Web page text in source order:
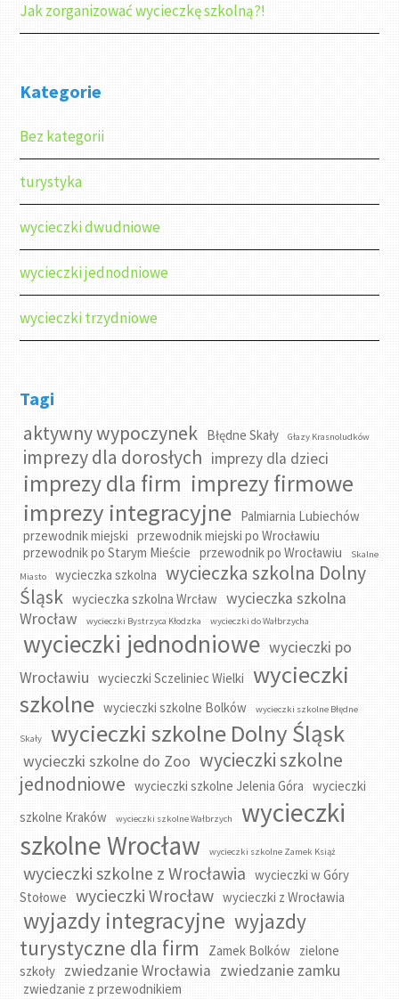
Jak zorganizować wycieczkę szkolną?!
Kategorie
Bez kategorii
turystyka
wycieczki dwudniowe
wycieczki jednodniowe
wycieczki trzydniowe
Tagi
aktywny wypoczynek Błędne Skały Głazy Krasnoludków
imprezy dla dorosłych imprezy dla dzieci
imprezy dla firm imprezy firmowe
imprezy integracyjne Palmiarnia Lubiechów
przewodnik miejski przewodnik miejski po Wrocławiu
przewodnik po Starym Mieście przewodnik po Wrocławiu
Skalne
Miasto
wycieczka szkolna wycieczka szkolna Dolny
Śląsk wycieczka szkolna Wrcław wycieczka szkolna
Wrocław
wycieczki Bystrzyca Kłodzka wycieczki do Wałbrzycha
wycieczki jednodniowe wycieczki po
Wrocławiu wycieczki Sczeliniec Wielki wycieczki
szkolne wycieczki szkolne Bolków wycieczki szkolne Błędne
Skały wycieczki szkolne Dolny Śląsk
wycieczki szkolne do Zoo wycieczki szkolne
jednodniowe wycieczki szkolne Jelenia Góra wycieczki
szkolne Kraków
wycieczki szkolne Wałbrzych
wycieczki
szkolne Wrocław
wycieczki szkolne Zamek Książ
wycieczki szkolne z Wrocławia wycieczki w Góry
Stołowe wycieczki Wrocław wycieczki z Wrocławia
wyjazdy integracyjne wyjazdy
turystyczne dla firm
Zamek Bolków
zielone
szkoły zwiedzanie Wrocławia zwiedzanie zamku
zwiedzanie z przewodnikiem